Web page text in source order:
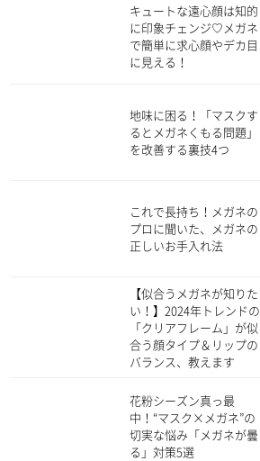
キュートな遠心顔は知的
に印象チェンジ♡メガネ
で簡単に求心顔やデカ目
に見える！
地味に困る！「マスクす
るとメガネくもる問題」
を改善する裏技4つ
これで長持ち！メガネの
プロに聞いた、メガネの
正しいお手入れ法
【似合うメガネが知りた
い！】2024年トレンドの
「クリアフレーム」が似
合う顔タイプ＆リップの
バランス、教えます
花粉シーズン真っ最
中！“マスク×メガネ”の
切実な悩み「メガネが曇
る」対策5選